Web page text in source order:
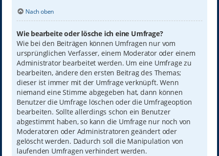
Nach oben
Wie bearbeite oder lösche ich eine Umfrage?
Wie bei den Beiträgen können Umfragen nur vom
ursprünglichen Verfasser, einem Moderator oder einem
Administrator bearbeitet werden. Um eine Umfrage zu
bearbeiten, ändere den ersten Beitrag des Themas;
dieser ist immer mit der Umfrage verknüpft. Wenn
niemand eine Stimme abgegeben hat, dann können
Benutzer die Umfrage löschen oder die Umfrageoption
bearbeiten. Sollte allerdings schon ein Benutzer
abgestimmt haben, so kann die Umfrage nur noch von
Moderatoren oder Administratoren geändert oder
gelöscht werden. Dadurch soll die Manipulation von
laufenden Umfragen verhindert werden.